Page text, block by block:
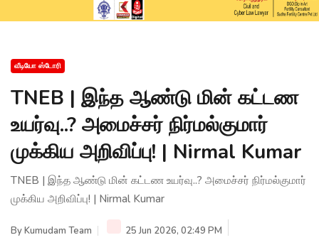
வீடியோ ஸ்டோரி
TNEB | இந்த ஆண்டு மின் கட்டண
உயர்வு..? அமைச்சர் நிர்மல்குமார்
முக்கிய அறிவிப்பு! | Nirmal Kumar
TNEB | இந்த ஆண்டு மின் கட்டண உயர்வு..? அமைச்சர் நிர்மல்குமார்
முக்கிய அறிவிப்பு! | Nirmal Kumar
ByKumudam Team
25 Jun 2026, 02:49 PM